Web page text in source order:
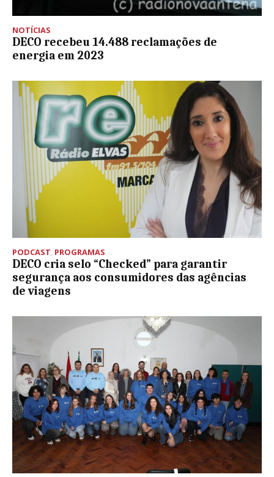
NOTÍCIAS
DECO recebeu 14.488 reclamações de
energia em 2023
PODCAST PROGRAMAS
DECO cria selo “Checked” para garantir
segurança aos consumidores das agências
de viagens